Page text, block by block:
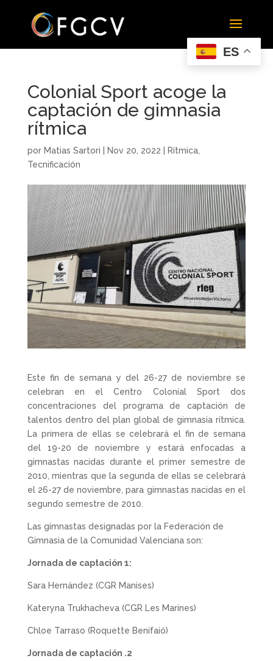
Colonial Sport acoge la
captación de gimnasia
rítmica
por Matias Sartori Nov 20, 2022 Rítmica,
Tecnificación
Este fin de semana y del 26-27 de noviembre se
celebran en el Centro Colonial Sport dos
concentraciones del programa de captación de
talentos dentro del plan global de gimnasia rítmica.
La primera de ellas se celebrará el fin de semana
del 19-20 de noviembre y estará enfocadas a
gimnastas nacidas durante el primer semestre de
2010, mientras que la segunda de ellas se celebrará
el 26-27 de noviembre, para gimnastas nacidas en el
segundo semestre de 2010.
Las gimnastas designadas por la Federación de
Gimnasia de la Comunidad Valenciana son:
Jornada de captación 1:
Sara Hernández (CGR Manises)
Kateryna Trukhacheva (CGR Les Marines)
Chloe Tarraso (Roquette Benifaió)
Jornada de captación .2
ES